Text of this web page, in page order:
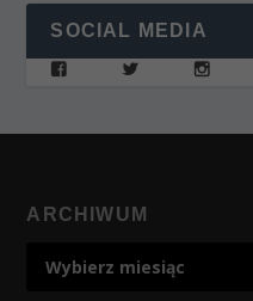
SOCIAL MEDIA
ARCHIWUM